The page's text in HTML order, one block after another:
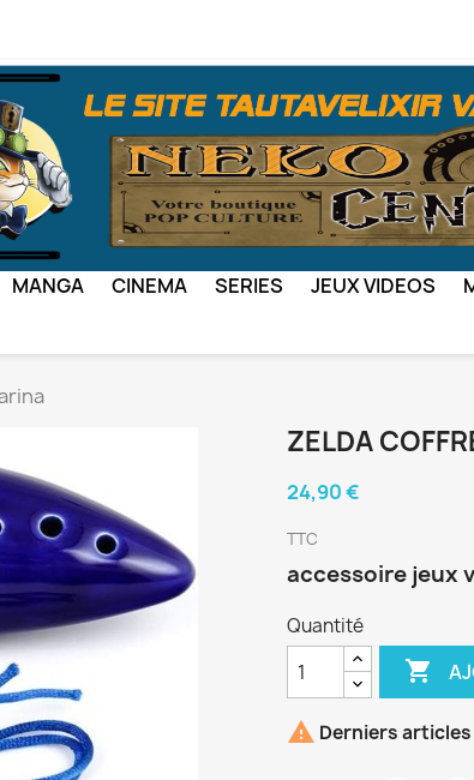
MANGA CINEMA SERIES JEUX VIDEOS
ZELDA
24,90 €
TTC
accessoire jeux
Quantité

 Derniers